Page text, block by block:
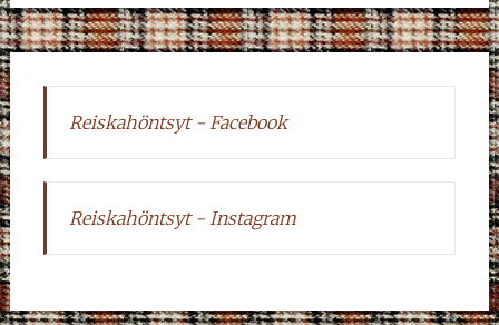
Reiskahöntsyt - Facebook
Reiskahöntsyt - Instagram